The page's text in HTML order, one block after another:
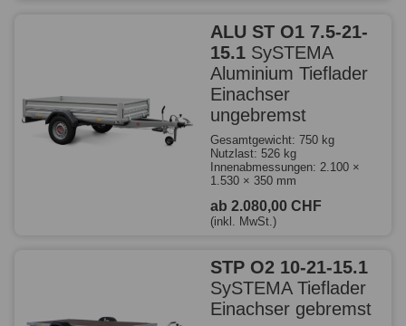
ALU ST O1 7.5-21-
15.1 SySTEMA
Aluminium Tieflader
Einachser
ungebremst
Gesamtgewicht: 750 kg
Nutzlast: 526 kg
Innenabmessungen: 2.100 ×
1.530 × 350 mm
ab 2.080,00 CHF
(inkl. MwSt.)
STP O2 10-21-15.1
SySTEMA Tieflader
Einachser gebremst